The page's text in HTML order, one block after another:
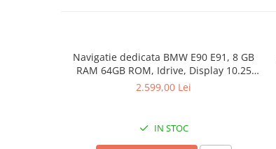
Navigatie dedicata BMW E90 E91, 8 GB
RAM 64GB ROM, Idrive, Display 10.25
Inch, Android 12 MTK, Bluetooth,
2.599,00 Lei
IN STOC